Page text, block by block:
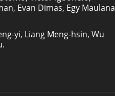
Evan Dimas, Egy Maulana
yi, Liang Meng-hsin, Wu